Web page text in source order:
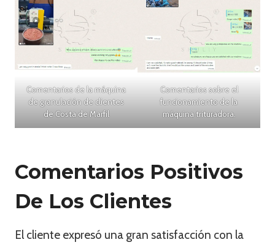
Comentarios de la máquina
de granulación de clientes
de Costa de Marfil
Comentarios sobre el
funcionamiento de la
máquina trituradora.
Comentarios Positivos
De Los Clientes
El cliente expresó una gran satisfacción con la